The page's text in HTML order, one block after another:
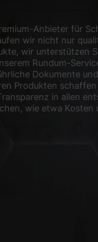
Anbieter für
wir nicht nur
wir unterstützen
Rundum-
Dokumente
Produkten
in allen
wie etwa Kosten
anonym. Diese
Cookie-
Media-Plattformen werden
Zugriff auf diese Inhalte keiner
Cookie-Informationen